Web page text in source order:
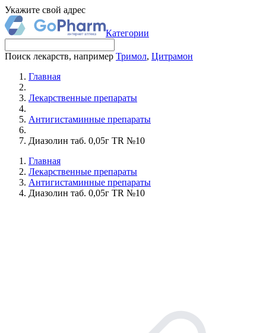
Укажите свой адрес
Категории
Поиск лекарств, например Тримол, Цитрамон
Главная
Лекарственные препараты
Антигистаминные препараты
Диазолин таб. 0,05г TR №10
Главная
Лекарственные препараты
Антигистаминные препараты
Диазолин таб. 0,05г TR №10